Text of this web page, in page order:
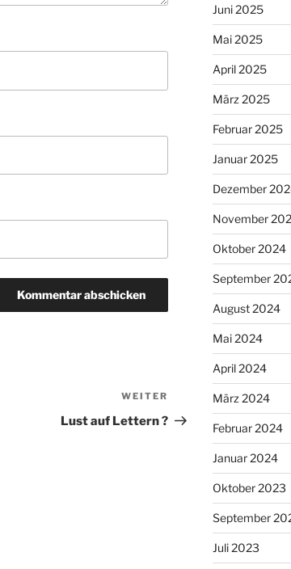
Nächster
Beitrag
WEITER
Lust auf Lettern ?
Juni 2025
Mai 2025
April 2025
März 2025
Februar 2025
Januar 2025
Dezember
November
Oktober 2024
September
August 2024
Mai 2024
April 2024
März 2024
Februar 2024
Januar 2024
Oktober 2023
September
Juli 2023